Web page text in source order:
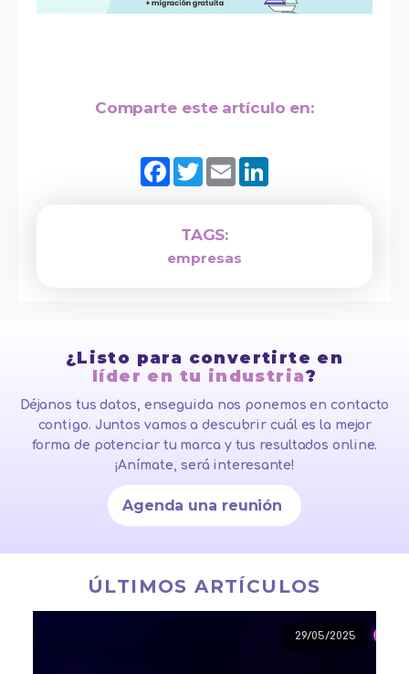
Comparte este artículo en:
Facebook
TwitterEmail
TAGS:
empresas
¿Listo para convertirte en
líder en tu industria?
Déjanos tus datos, enseguida nos ponemos en contacto
contigo. Juntos vamos a descubrir cuál es la mejor
forma de potenciar tu marca y tus resultados online.
¡Anímate, será interesante!
Agenda una reunión
ÚLTIMOS ARTÍCULOS
29/05/2025